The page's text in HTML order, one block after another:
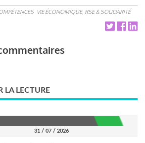
VIE ÉCONOMIQUE, RSE & SOLIDARITÉ
LA LECTURE
31 / 07 / 2026